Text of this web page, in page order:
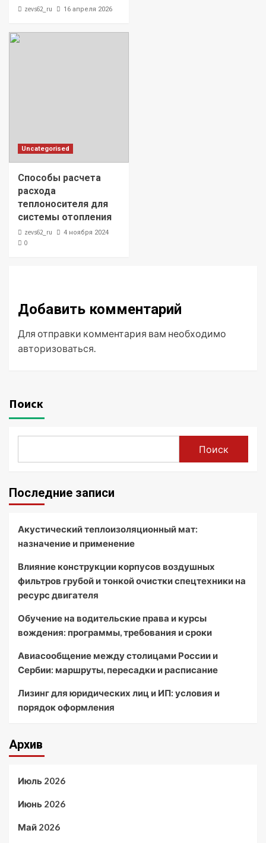
zevs62_ru 16 апреля 2026
Uncategorised
Способы расчета
расхода
теплоносителя для
системы отопления
zevs62_ru 4 ноября 2024
0
Добавить комментарий
Для отправки комментария вам необходимо
авторизоваться.
Поиск
Поиск
Последние записи
Акустический теплоизоляционный мат:
назначение и применение
Влияние конструкции корпусов воздушных
фильтров грубой и тонкой очистки спецтехники на
ресурс двигателя
Обучение на водительские права и курсы
вождения: программы, требования и сроки
Авиасообщение между столицами России и
Сербии: маршруты, пересадки и расписание
Лизинг для юридических лиц и ИП: условия и
порядок оформления
Архив
Июль 2026
Июнь 2026
Май 2026